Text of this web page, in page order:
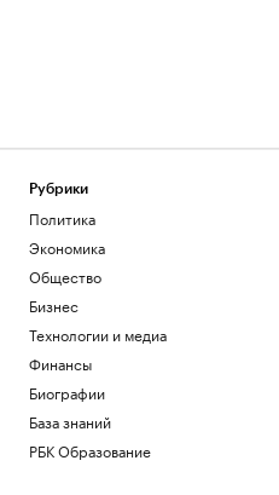
Рубрики
Политика
Экономика
Общество
Бизнес
Технологии и медиа
Финансы
Биографии
База знаний
РБК Образование